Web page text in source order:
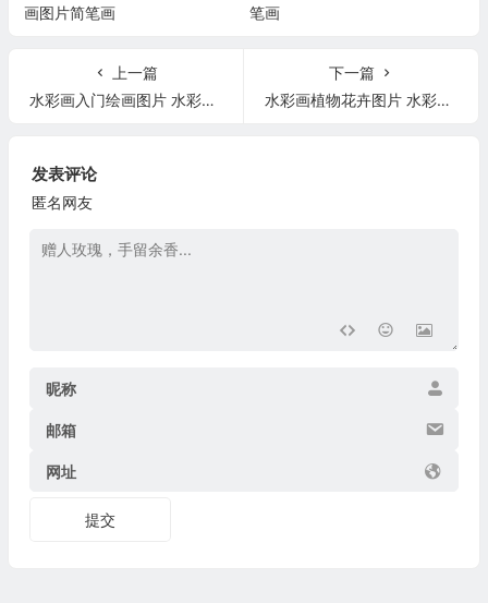
画图片简笔画
笔画
上一篇
水彩画入门绘画图片 水彩画入门绘画图片欣赏
下一篇
水彩画植物花卉图片 水彩画植物花卉图片欣赏
发表评论
匿名网友
昵称
邮箱
网址
提交